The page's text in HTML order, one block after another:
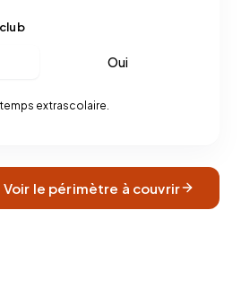
Oui
extrascolaire.
Voir le périmètre à couvrir